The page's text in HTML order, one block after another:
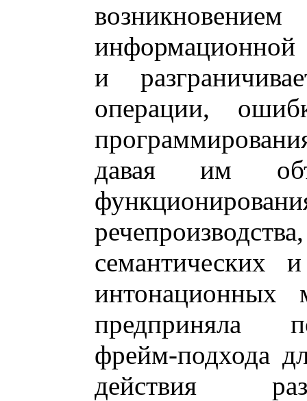
информационной
и
операции,
давая им
семантических
предприняла
фрейм-подхода
действия